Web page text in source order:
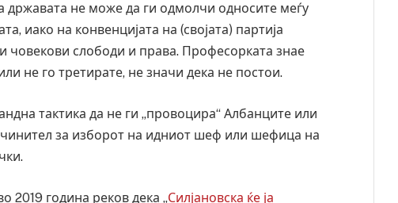
државата не може да ги одмолчи односите меѓу
иако на конвенцијата на (својата) партија
човекови слободи и права. Професорката знае
не го третирате, не значи дека не постои.
тактика да не ги „провоцира“ Албанците или
чинител за изборот на идниот шеф или шефица на
2019 година реков дека „Силјановска ќе ја